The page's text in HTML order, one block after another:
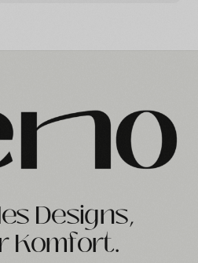
Designs,
Komfort.